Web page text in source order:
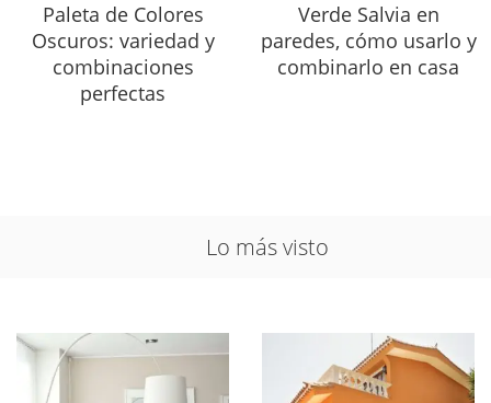
Paleta de Colores
Oscuros: variedad y
combinaciones
perfectas
Verde Salvia en
paredes, cómo usarlo y
combinarlo en casa
Lo más visto